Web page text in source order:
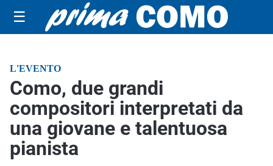
☰
L'EVENTO
Como, due grandi
compositori interpretati da
una giovane e talentuosa
pianista